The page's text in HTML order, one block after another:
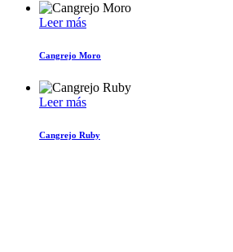
Leer más
Cangrejo Moro
Leer más
Cangrejo Ruby